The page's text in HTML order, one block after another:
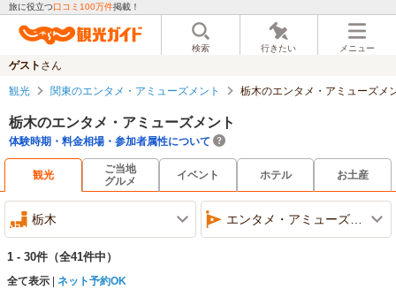
旅に役立つ口コミ100万件掲載！
検索 行きたい メニュー
ゲスト さん
観光 関東のエンタメ・アミューズメント 栃木のエンタメ・アミューズメ
栃木のエンタメ・アミューズメント
体験時期・料金相場・参加者属性について
観光
ご当地
グルメ
イベント ホテル お土産
栃木 エンタメ・アミューズメント
1 - 30件 （全41件中）
全て表示 ネット予約OK